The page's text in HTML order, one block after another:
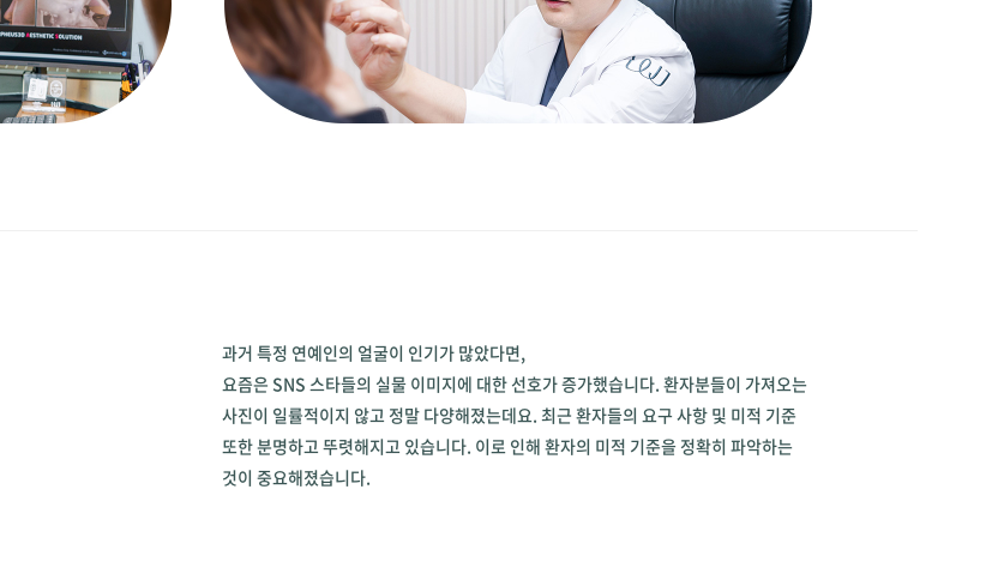
과거 특정 연예인의 얼굴이 인기가 많았다면,
요즘은 SNS 스타들의 실물 이미지에 대한 선호가 증가했습니다. 환자분들이 가져오는
사진이 일률적이지 않고 정말 다양해졌는데요. 최근 환자들의 요구 사항 및 미적 기준
또한 분명하고 뚜렷해지고 있습니다. 이로 인해 환자의 미적 기준을 정확히 파악하는
것이 중요해졌습니다.